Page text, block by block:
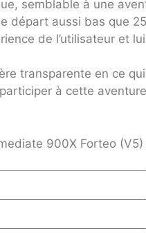
semblable à une
départ aussi bas que
de l’utilisateur et
transparente en ce
à cette
900X Forteo (V5)